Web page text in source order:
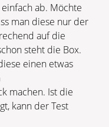
ab. Möchte
man diese nur der
auf die
steht die Box.
einen etwas
machen. Ist die
kann der Test